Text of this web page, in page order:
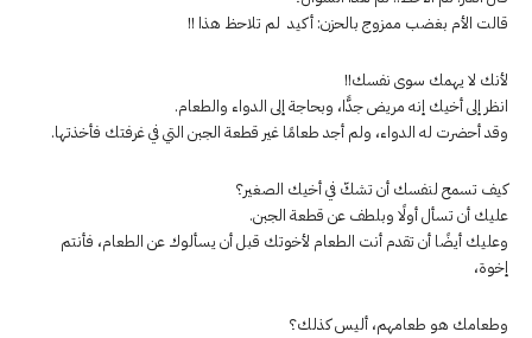
قالت الأم بغضب ممزوج بالحزن: أكيد لم تلاحظ هذا !!
لأنك لا يهمك سوى نفسك!!
انظر إلى أخيك إنه مريض جدًّا، وبحاجة إلى الدواء والطعام.
وقد أحضرت له الدواء، ولم أجد طعامًا غير قطعة الجبن التي في غرفتك فأخذتها.
كيف تسمح لنفسك أن تشكّ في أخيك الصغير؟
عليك أن تسأل أولًا وبلطف عن قطعة الجبن.
وعليك أيضًا أن تقدم أنت الطعام لأخوتك قبل أن يسألوك عن الطعام، فأنتم
إخوة،
وطعامك هو طعامهم، أليس كذلك؟